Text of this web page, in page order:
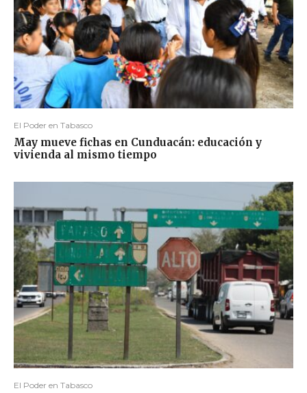
El Poder en Tabasco
May mueve fichas en Cunduacán: educación y
vivienda al mismo tiempo
El Poder en Tabasco